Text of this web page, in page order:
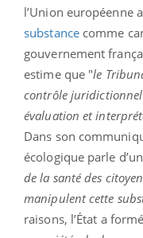
l’Union européenne
substancecomme
gouvernement
estime que "le
contrôle
évaluation et
Dans son
écologique parle
de la santé des
manipulent cette
raisons, l’État a